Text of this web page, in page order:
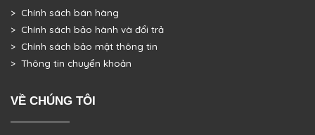
> Chính sách bán hàng
> Chính sách bảo hành và đổi trả
> Chính sách bảo mật thông tin
> Thông tin chuyển khoản
VỀ CHÚNG TÔI